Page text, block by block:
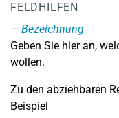
FELDHILFEN
Bezeichnung
Geben Sie hier an,
wollen.
Zu den abziehbaren
Beispiel